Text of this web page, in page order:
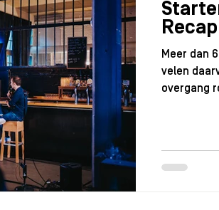
Best Practices KICKOFF
Rolmodellen
Recap
Meer dan
velen
overgang